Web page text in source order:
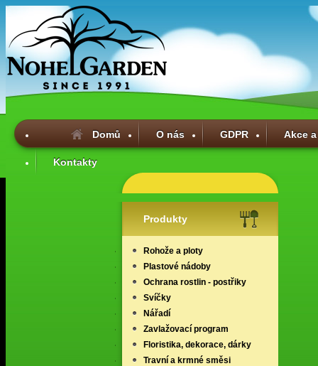
Domů O nás GDPR Akce
Kontakty
Produkty
Rohože a ploty
Plastové nádoby
Ochrana rostlin - postřiky
Svíčky
Nářadí
Zavlažovací program
Floristika, dekorace, dárky
Travní a krmné směsi